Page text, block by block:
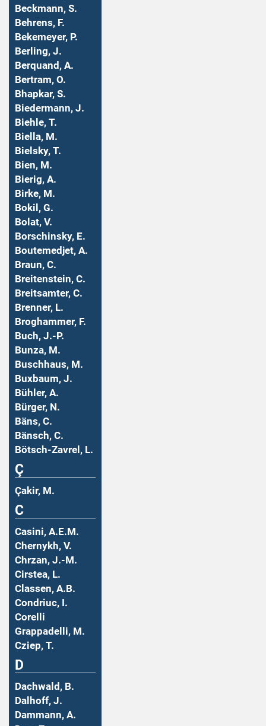
Beckmann, S.
Behrens, F.
Bekemeyer, P.
Berling, J.
Berquand, A.
Bertram, O.
Bhapkar, S.
Biedermann, J.
Biehle, T.
Biella, M.
Bielsky, T.
Bien, M.
Bierig, A.
Birke, M.
Bokil, G.
Bolat, V.
Borschinsky, E.
Boutemedjet, A.
Braun, C.
Breitenstein, C.
Breitsamter, C.
Brenner, L.
Broghammer, F.
Buch, J.-P.
Bunza, M.
Buschhaus, M.
Buxbaum, J.
Bühler, A.
Bürger, N.
Bäns, C.
Bänsch, C.
Bötsch-Zavrel, L.
Ç
Çakir, M.
C
Casini, A.E.M.
Chernykh, V.
Chrzan, J.-M.
Cirstea, L.
Classen, A.B.
Condriuc, I.
Corelli
Grappadelli, M.
Cziep, T.
D
Dachwald, B.
Dalhoff, J.
Dammann, A.